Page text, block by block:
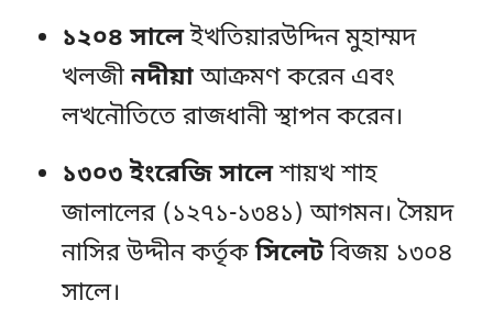
১২০৪ সালেইখতিয়ারউদ্দিন মুহাম্মদ
খলজীনদীয়াআক্রমণ করেন এবং
লখনৌতিতে রাজধানী স্থাপন করেন।
১৩০৩ ইংরেজি সালেশায়খ শাহ
জালালের (১২৭১-১৩৪১) আগমন। সৈয়দ
নাসির উদ্দীন কর্তৃকসিলেটবিজয় ১৩০৪
সালে।